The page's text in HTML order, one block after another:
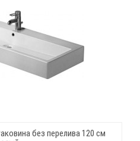
без перелива 120 см